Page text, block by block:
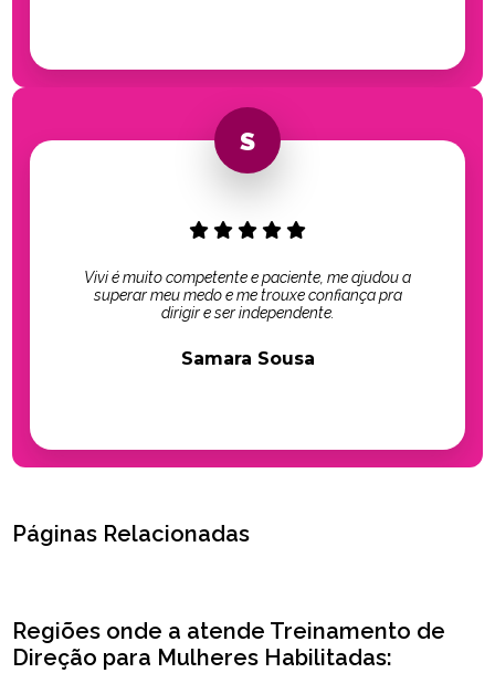
Vivi é muito competente e paciente, me ajudou a
superar meu medo e me trouxe confiança pra
dirigir e ser independente.
Samara Sousa
Páginas Relacionadas
Regiões onde a atende Treinamento de
Direção para Mulheres Habilitadas: